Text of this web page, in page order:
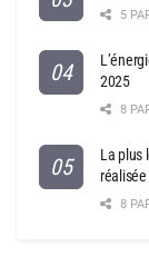
5
2025
8
La plus
réalisée
8